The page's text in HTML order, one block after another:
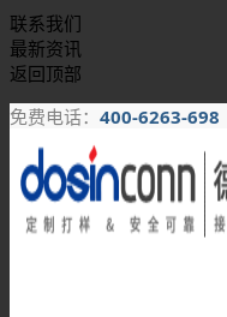
联系我们
最新资讯
返回顶部
免费电话： 400-6263-698